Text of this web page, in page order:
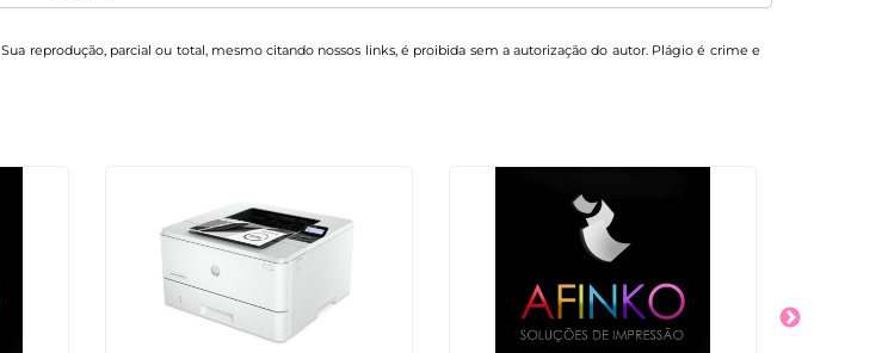
reprodução, parcial ou total, mesmo citando nossos links, é proibida sem a autorização do autor. Plágio é crime e